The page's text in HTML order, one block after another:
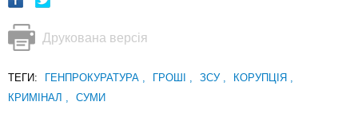
Друкована версія
ТЕГИ: ГЕНПРОКУРАТУРА , ГРОШІ , ЗСУ , КОРУПЦІЯ ,
КРИМІНАЛ , СУМИ